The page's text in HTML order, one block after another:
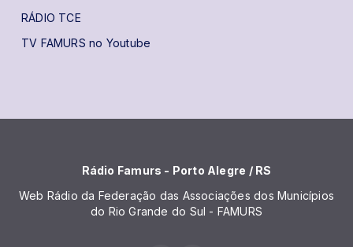
RÁDIO TCE
TV FAMURS no Youtube
Rádio Famurs - Porto Alegre / RS
Web Rádio da Federação das Associações dos Municípios
do Rio Grande do Sul - FAMURS